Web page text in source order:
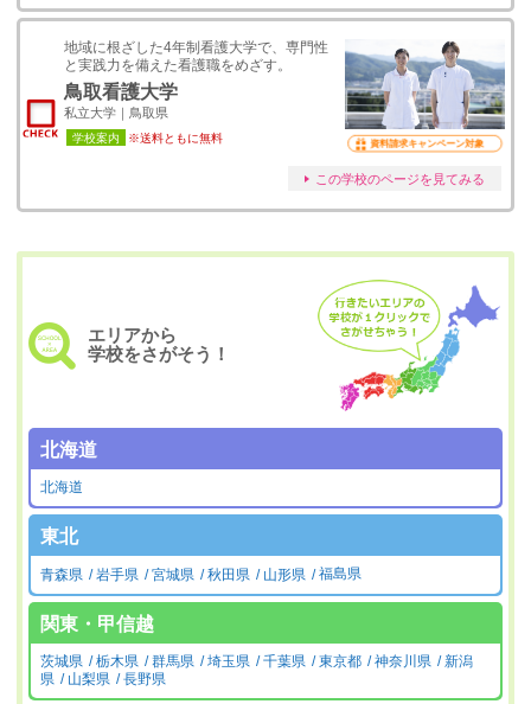
地域に根ざした4年制看護大学で、専門性
と実践力を備えた看護職をめざす。
鳥取看護大学
私立大学｜鳥取県
学校案内 ※送料ともに無料 資料請求キャンペーン対象
この学校のページを見てみる
エリアから
学校をさがそう！
北海道
北海道
東北
青森県 岩手県 宮城県 秋田県 山形県 福島県
関東・甲信越
茨城県 栃木県 群馬県 埼玉県 千葉県 東京都 神奈川県
新潟
県
山梨県 長野県